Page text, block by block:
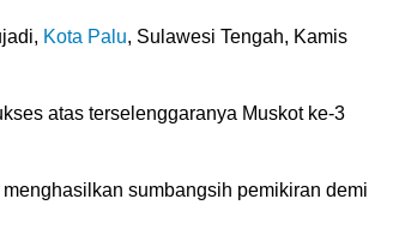
Kota Palu, Sulawesi Tengah, Kamis
atas terselenggaranya Muskot ke-3
sumbangsih pemikiran demi